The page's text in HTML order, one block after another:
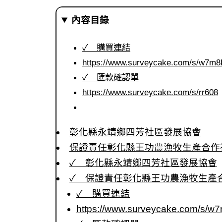
內容目錄
✓ 購買連結
https://www.surveycake.com/s/
✓ 匯款確認單
https://www.surveycake.com/s/rr608
彰化縣永靖鄉四芳社區發展協會
保證責任彰化縣王功農漁牧生產合作
✓ 彰化縣永靖鄉四芳社區發展協會
✓ 保證責任彰化縣王功農漁牧生產
✓ 購買連結
https://www.surveycake.com/s/